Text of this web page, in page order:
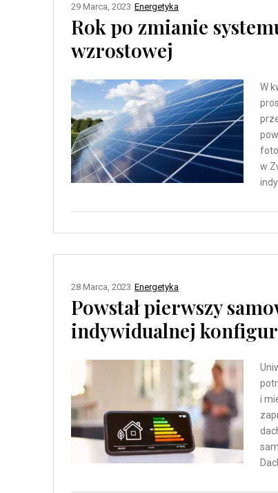
Energetyka
29 Marca, 2023
Rok po zmianie
wzrostowej
W
w
Energetyka
28 Marca, 2023
Powstał pierwszy
indywidualnej
i